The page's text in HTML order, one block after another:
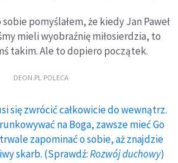
pomyślałem, że kiedy Jan Paweł
mieli wyobraźnię miłosierdzia, to
takim. Ale to dopiero początek.
DEON.PL POLECA
się zwrócić całkowicie do wewnątrz.
na Boga, zawsze mieć Go
zapominać o sobie, aż znajdzie
skarb. (Sprawdź:Rozwój duchowy)